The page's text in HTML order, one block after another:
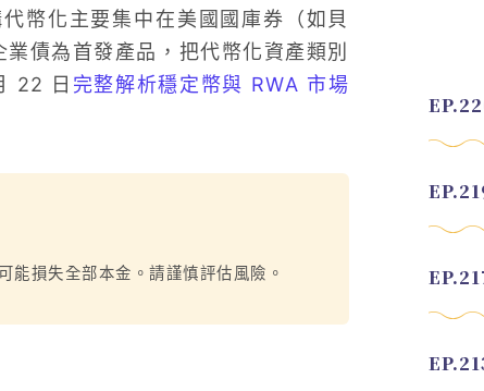
幣化主要集中在美國國庫券（如貝
債為首發產品，把代幣化資產類別
22 日 完整解析穩定幣與 RWA 市場
能損失全部本金。請謹慎評估風險。